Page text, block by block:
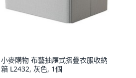
小麥購物 布藝抽屜式摺疊衣服收納
箱 L2432, 灰色, 1個